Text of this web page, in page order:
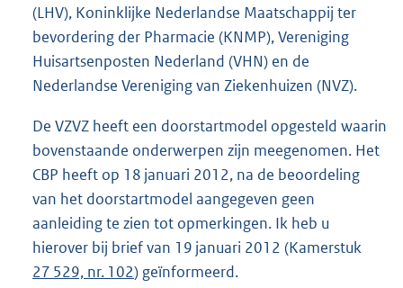
(LHV), Koninklijke Nederlandse Maatschappij ter
bevordering der Pharmacie (KNMP), Vereniging
Huisartsenposten Nederland (VHN) en de
Nederlandse Vereniging van Ziekenhuizen (NVZ).
De VZVZ heeft een doorstartmodel opgesteld waarin
bovenstaande onderwerpen zijn meegenomen. Het
CBP heeft op 18 januari 2012, na de beoordeling
van het doorstartmodel aangegeven geen
aanleiding te zien tot opmerkingen. Ik heb u
hierover bij brief van 19 januari 2012 (Kamerstuk
27 529, nr. 102) geïnformeerd.